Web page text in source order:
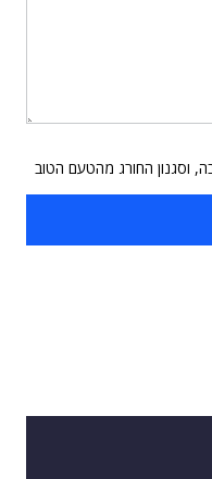
וסגנון החורג מהטעם הטוב